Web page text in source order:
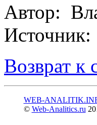
Автор:
Источник:
Возврат к
WEB-
© Web-Analitics.ru